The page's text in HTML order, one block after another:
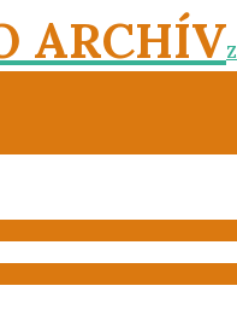
ARCHÍV